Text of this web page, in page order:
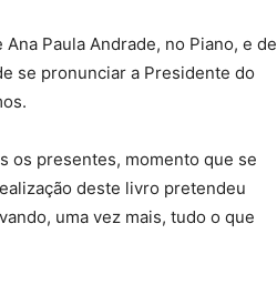
Paula Andrade, no Piano, e de
se pronunciar a Presidente do
os presentes, momento que se
deste livro pretendeu
uma vez mais, tudo o que